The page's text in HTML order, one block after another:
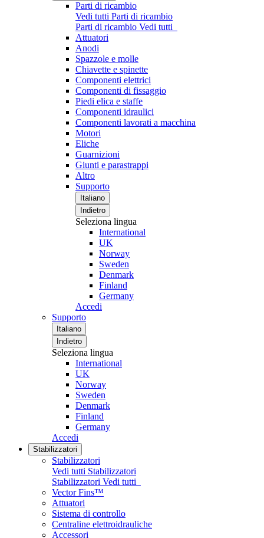
Parti di ricambio
Vedi tutti Parti di ricambio
Parti di ricambio Vedi tutti
Attuatori
Anodi
Spazzole e molle
Chiavette e spinette
Componenti elettrici
Componenti di fissaggio
Piedi elica e staffe
Componenti idraulici
Componenti lavorati a macchina
Motori
Eliche
Guarnizioni
Giunti e parastrappi
Altro
Supporto
Italiano
Indietro
Seleziona lingua
International
UK
Norway
Sweden
Denmark
Finland
Germany
Accedi
Supporto
Italiano
Indietro
Seleziona lingua
International
UK
Norway
Sweden
Denmark
Finland
Germany
Accedi
Stabilizzatori
Stabilizzatori
Vedi tutti Stabilizzatori
Stabilizzatori Vedi tutti
Vector Fins™
Attuatori
Sistema di controllo
Centraline elettroidrauliche
Accessori